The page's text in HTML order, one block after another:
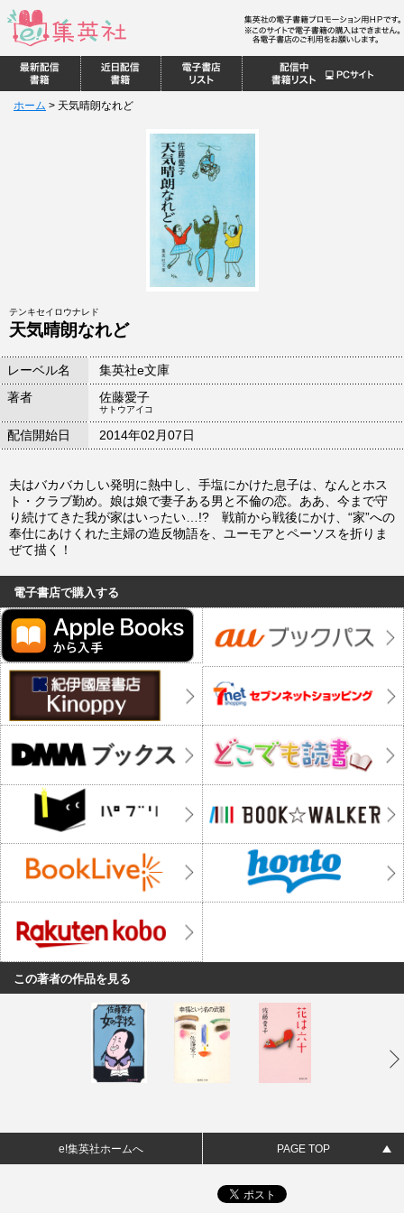
ホーム > 天気晴朗なれど
テンキセイロウナレド
天気晴朗なれど
レーベル名
集英社e文庫
著者
佐藤愛子
サトウアイコ
配信開始日 2014年02月07日
夫はバカバカしい発明に熱中し、手塩にかけた息子は、なんとホス
ト・クラブ勤め。娘は娘で妻子ある男と不倫の恋。ああ、今まで守
り続けてきた我が家はいったい…!? 戦前から戦後にかけ、“家”への
奉仕にあけくれた主婦の造反物語を、ユーモアとペーソスを折りま
ぜて描く！
電子書店で購入する
この著者の作品を見る
e!集英社ホームへ PAGE TOP